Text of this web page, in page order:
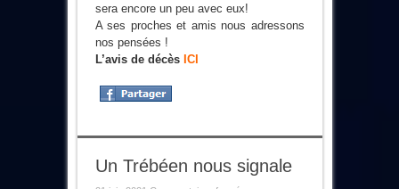
sera encore un peu avec eux!
A ses proches et amis nous adressons
nos pensées !
L’avis de décès ICI
Un Trébéen nous signale